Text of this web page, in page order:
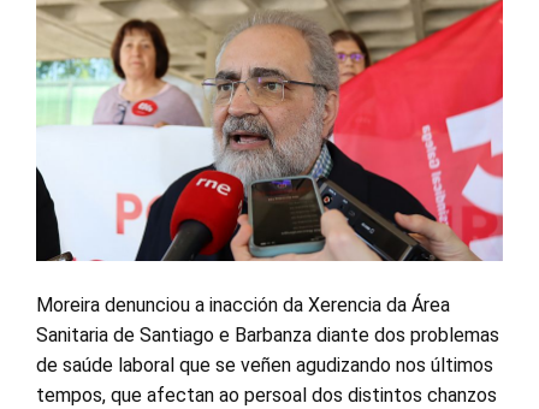
Moreira denunciou a inacción da Xerencia da Área
Sanitaria de Santiago e Barbanza diante dos problemas
de saúde laboral que se veñen agudizando nos últimos
tempos, que afectan ao persoal dos distintos chanzos